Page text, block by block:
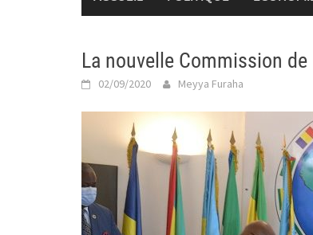
La nouvelle Commission
02/09/2020 Meyya Furaha